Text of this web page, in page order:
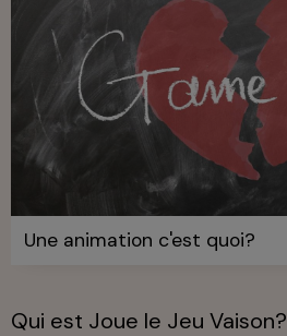
Une animation c'est quoi?
Qui est Joue le Jeu Vaison?